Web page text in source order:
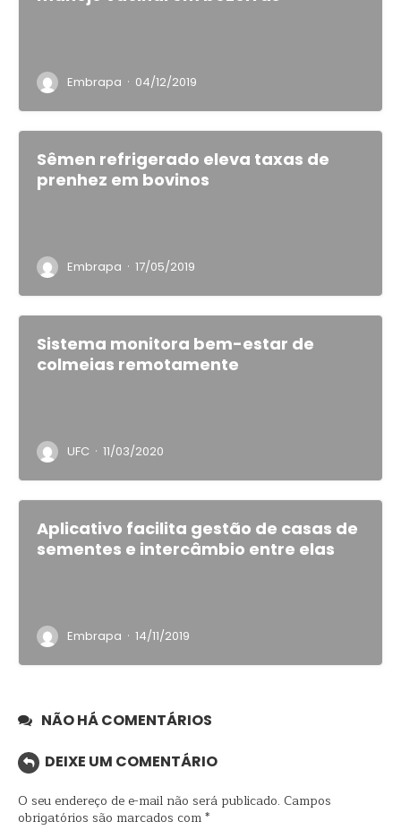
Embrapa · 04/12/2019
Sêmen refrigerado eleva taxas de
prenhez em bovinos
Embrapa · 17/05/2019
Sistema monitora bem-estar de
colmeias remotamente
UFC · 11/03/2020
Aplicativo facilita gestão de casas de
sementes e intercâmbio entre elas
Embrapa · 14/11/2019
NÃO HÁ COMENTÁRIOS
DEIXE UM COMENTÁRIO
O seu endereço de e-mail não será publicado. Campos
obrigatórios são marcados com*